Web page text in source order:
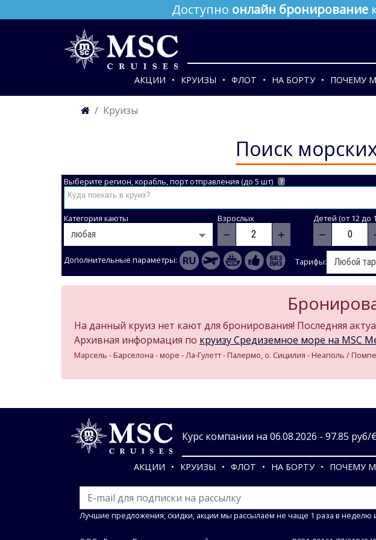
Доступно онлайн бронирование
АКЦИИ КРУИЗЫ ФЛОТ НА БОРТУ ПОЧЕМУ
Круизы
Поиск
Выберите регион, корабль, порт отправления (до 5 шт) ?
Категория каюты Взрослых
− +
Детей (от 12 до
−
Дополнительные параметры: Тарифы:
На данный круиз нет кают для бронирования! Последняя
Архивная информация по круизу Средиземное море на MSC
Марсель - Барселона - море - Ла-Гулетт - Палермо, о. Сицилия - Неаполь /
Курс компании на 06.08.2026 - 97.85 руб/
АКЦИИ КРУИЗЫ ФЛОТ НА БОРТУ ПОЧЕМУ
Лучшие предложения, скидки, акции мы рассылаем не чаще 1 раза в неделю